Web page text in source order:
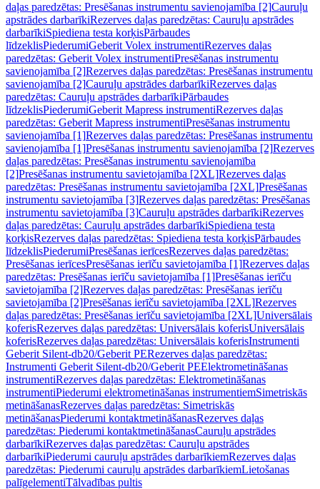
daļas paredzētas: Presēšanas instrumentu savienojamība [2]Cauruļu
apstrādes darbarīkiRezerves daļas paredzētas: Cauruļu apstrādes
darbarīkiSpiediena testa korķisPārbaudes
līdzeklisPiederumiGeberit Volex instrumentiRezerves daļas
paredzētas: Geberit Volex instrumentiPresēšanas instrumentu
savienojamība [2]Rezerves daļas paredzētas: Presēšanas instrumentu
savienojamība [2]Cauruļu apstrādes darbarīkiRezerves daļas
paredzētas: Cauruļu apstrādes darbarīkiPārbaudes
līdzeklisPiederumiGeberit Mapress instrumentiRezerves daļas
paredzētas: Geberit Mapress instrumentiPresēšanas instrumentu
savienojamība [1]Rezerves daļas paredzētas: Presēšanas instrumentu
savienojamība [1]Presēšanas instrumentu savienojamība [2]Rezerves
daļas paredzētas: Presēšanas instrumentu savienojamība
[2]Presēšanas instrumentu savietojamība [2XL]Rezerves daļas
paredzētas: Presēšanas instrumentu savietojamība [2XL]Presēšanas
instrumentu savietojamība [3]Rezerves daļas paredzētas: Presēšanas
instrumentu savietojamība [3]Cauruļu apstrādes darbarīkiRezerves
daļas paredzētas: Cauruļu apstrādes darbarīkiSpiediena testa
korķisRezerves daļas paredzētas: Spiediena testa korķisPārbaudes
līdzeklisPiederumiPresēšanas ierīcesRezerves daļas paredzētas:
Presēšanas ierīcesPresēšanas ierīču savietojamība [1]Rezerves daļas
paredzētas: Presēšanas ierīču savietojamība [1]Presēšanas ierīču
savietojamība [2]Rezerves daļas paredzētas: Presēšanas ierīču
savietojamība [2]Presēšanas ierīču savietojamība [2XL]Rezerves
daļas paredzētas: Presēšanas ierīču savietojamība [2XL]Universālais
koferisRezerves daļas paredzētas: Universālais koferisUniversālais
koferisRezerves daļas paredzētas: Universālais koferisInstrumenti
Geberit Silent-db20/Geberit PERezerves daļas paredzētas:
Instrumenti Geberit Silent-db20/Geberit PEElektrometināšanas
instrumentiRezerves daļas paredzētas: Elektrometināšanas
instrumentiPiederumi elektrometināšanas instrumentiemSimetriskās
metināšanasRezerves daļas paredzētas: Simetriskās
metināšanasPiederumi kontaktmetināšanasRezerves daļas
paredzētas: Piederumi kontaktmetināšanasCauruļu apstrādes
darbarīkiRezerves daļas paredzētas: Cauruļu apstrādes
darbarīkiPiederumi cauruļu apstrādes darbarīkiemRezerves daļas
paredzētas: Piederumi cauruļu apstrādes darbarīkiemLietošanas
palīgelementiTālvadības pultis